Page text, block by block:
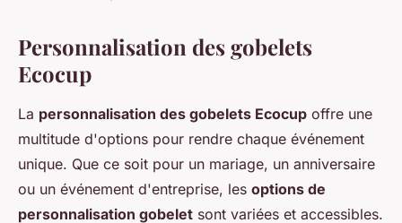
Personnalisation des gobelets
Ecocup
La personnalisation des gobelets Ecocup offre une
multitude d'options pour rendre chaque événement
unique. Que ce soit pour un mariage, un anniversaire
ou un événement d'entreprise, les options de
personnalisation gobelet sont variées et accessibles.